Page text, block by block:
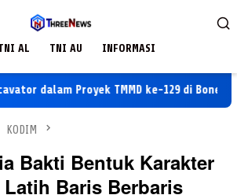
AL TNI AU INFORMASI
dalam Proyek TMMD ke-129 di Bone
KODIM
Bakti Bentuk Karakter
Baris Berbaris